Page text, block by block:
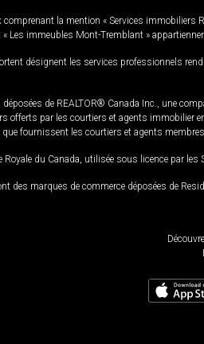
la mention « Services immobiliers
« Les immeubles Mont-Tremblant »
désignent les services professionnels
de REALTOR® Canada Inc., une
offerts par les courtiers et agents
fournissent les courtiers et agents membres
Royale du Canada, utilisée sous licence par
des marques de commerce déposées de